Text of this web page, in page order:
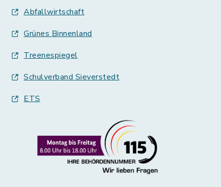
Abfallwirtschaft
Grünes Binnenland
Treenespiegel
Schulverband Sieverstedt
ETS